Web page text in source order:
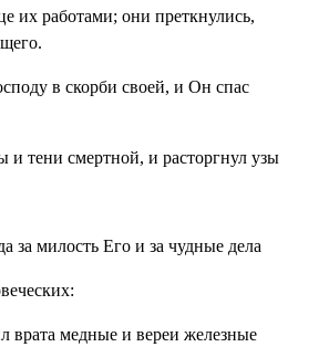
их работами; они преткнулись,
в скорби своей, и Он спас
и тени смертной, и расторгнул узы
за милость Его и за чудные дела
врата медные и вереи железные